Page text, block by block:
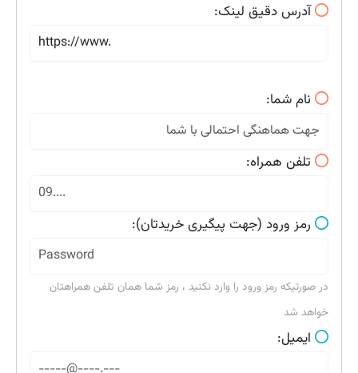
آدرس دقیق لینک:
نام شما:
تلفن همراه:
رمز ورود (جهت پیگیری خریدتان):
در صورتیکه رمز ورود را وارد نکنید ، رمز شما همان تلفن همراهتان
خواهد شد
ایمیل: